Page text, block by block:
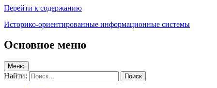
Перейти к содержанию
Историко-ориентированные информационные системы
Основное меню
Меню
Найти: